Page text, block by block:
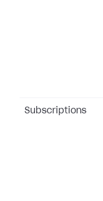
Subscriptions